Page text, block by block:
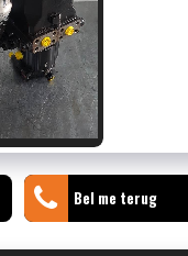
Bel me terug